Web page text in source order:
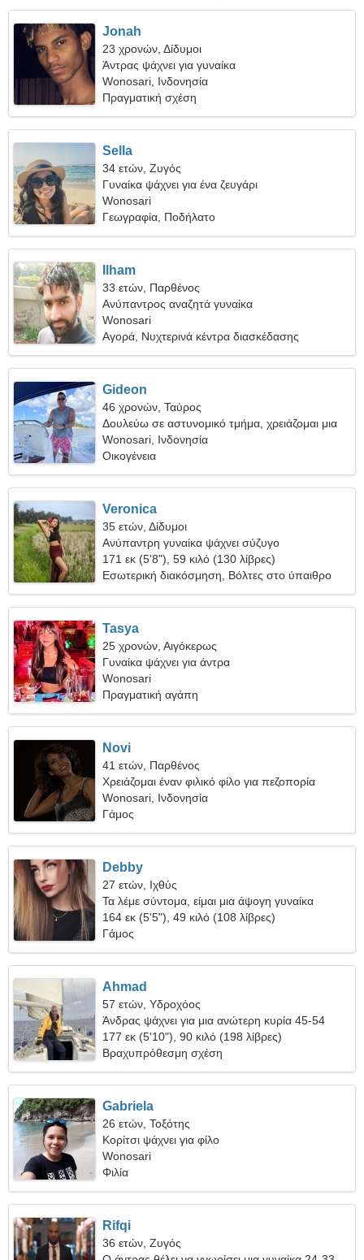
Jonah
23 χρονών, Δίδυμοι
Άντρας ψάχνει για γυναίκα
Wonosari, Ινδονησία
Πραγματική σχέση
Sella
34 ετών, Ζυγός
Γυναίκα ψάχνει για ένα ζευγάρι
Wonosari
Γεωγραφία, Ποδήλατο
Ilham
33 ετών, Παρθένος
Ανύπαντρος αναζητά γυναίκα
Wonosari
Αγορά, Νυχτερινά κέντρα διασκέδασης
Gideon
46 χρονών, Ταύρος
Δουλεύω σε αστυνομικό τμήμα, χρειάζομαι μια
σεμνή γυναίκα
Wonosari, Ινδονησία
Οικογένεια
Veronica
35 ετών, Δίδυμοι
Ανύπαντρη γυναίκα ψάχνει σύζυγο
171 εκ (5'8"), 59 κιλό (130 λίβρες)
Εσωτερική διακόσμηση, Βόλτες στο ύπαιθρο
Tasya
25 χρονών, Αιγόκερως
Γυναίκα ψάχνει για άντρα
Wonosari
Πραγματική αγάπη
Novi
41 ετών, Παρθένος
Χρειάζομαι έναν φιλικό φίλο για πεζοπορία
Wonosari, Ινδονησία
Γάμος
Debby
27 ετών, Ιχθύς
Τα λέμε σύντομα, είμαι μια άψογη γυναίκα
164 εκ (5'5"), 49 κιλό (108 λίβρες)
Γάμος
Ahmad
57 ετών, Υδροχόος
Άνδρας ψάχνει για μια ανώτερη κυρία 45-54
177 εκ (5'10"), 90 κιλό (198 λίβρες)
Βραχυπρόθεσμη σχέση
Gabriela
26 ετών, Τοξότης
Κορίτσι ψάχνει για φίλο
Wonosari
Φιλία
Rifqi
36 ετών, Ζυγός